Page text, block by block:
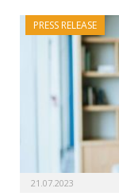
PRESS RELEASE
21.07.2023